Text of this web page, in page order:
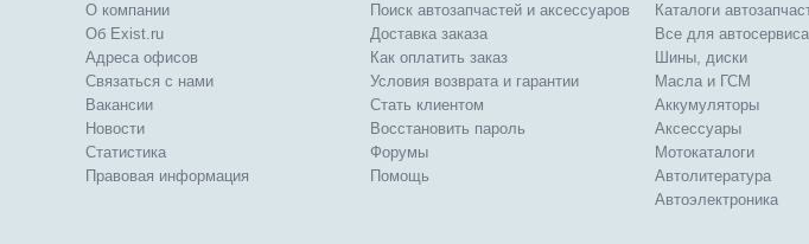
О компании
Об Exist.ru
Адреса офисов
Связаться с нами
Вакансии
Новости
Статистика
Правовая информация
Поиск автозапчастей и аксессуаров
Доставка заказа
Как оплатить заказ
Условия возврата и гарантии
Стать клиентом
Восстановить пароль
Форумы
Помощь
Каталоги
Все для автосервиса
Шины, диски
Масла и ГСМ
Аккумуляторы
Аксессуары
Мотокаталоги
Автолитература
Автоэлектроника